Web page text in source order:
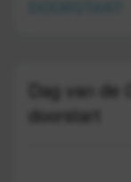
Dag van
doorstart